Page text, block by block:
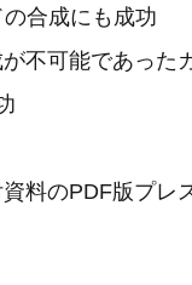
合成にも成功
が不可能であっ
料のPDF版プレ